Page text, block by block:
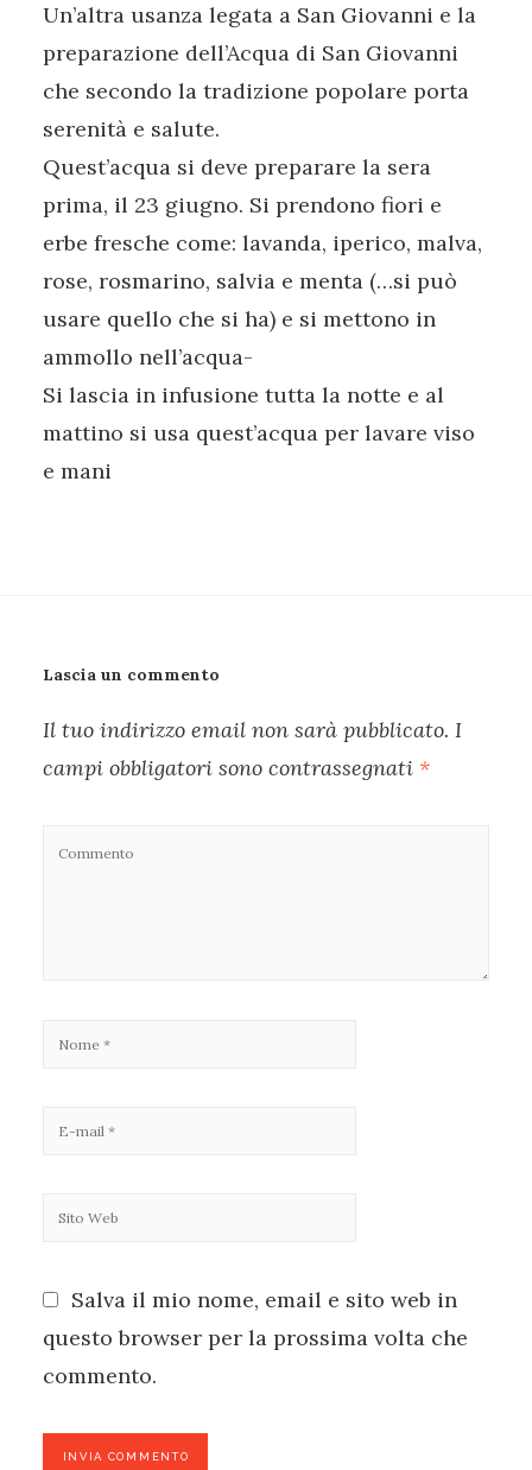
Un’altra usanza legata a San Giovanni e la
preparazione dell’Acqua di San Giovanni
che secondo la tradizione popolare porta
serenità e salute.
Quest’acqua si deve preparare la sera
prima, il 23 giugno. Si prendono fiori e
erbe fresche come: lavanda, iperico, malva,
rose, rosmarino, salvia e menta (…si può
usare quello che si ha) e si mettono in
ammollo nell’acqua-
Si lascia in infusione tutta la notte e al
mattino si usa quest’acqua per lavare viso
e mani
Lascia un commento
Il tuo indirizzo email non sarà pubblicato. I
campi obbligatori sono contrassegnati *
Salva il mio nome, email e sito web in
questo browser per la prossima volta che
commento.